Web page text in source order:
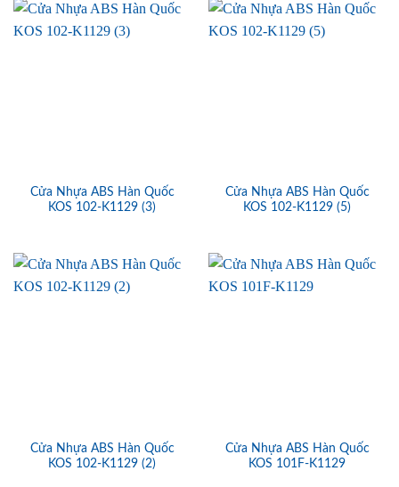
Cửa Nhựa ABS Hàn Quốc
KOS 102-K1129 (3)
Cửa Nhựa ABS Hàn Quốc
KOS 102-K1129 (5)
Cửa Nhựa ABS Hàn Quốc
KOS 102-K1129 (2)
Cửa Nhựa ABS Hàn Quốc
KOS 101F-K1129